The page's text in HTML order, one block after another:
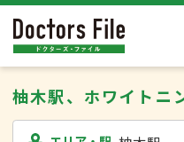
柚木駅、ホワイトニ